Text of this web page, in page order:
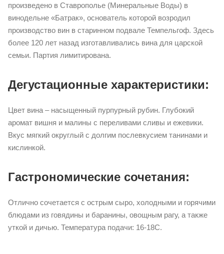
произведено в Ставрополье (Минеральные Воды) в
винодельне «Батрак», основатель которой возродил
производство вин в старинном подвале Темпельгоф. Здесь
более 120 лет назад изготавливались вина для царской
семьи. Партия лимитирована.
Дегустационные характеристики:
Цвет вина – насыщенный пурпурный рубин. Глубокий
аромат вишня и малины с переливами сливы и ежевики.
Вкус мягкий округлый с долгим послевкусием танинами и
кислинкой.
Гастрономические сочетания:
Отлично сочетается с острым сыро, холодными и горячими
блюдами из говядины и баранины, овощным рагу, а также
уткой и дичью. Температура подачи: 16-18С.